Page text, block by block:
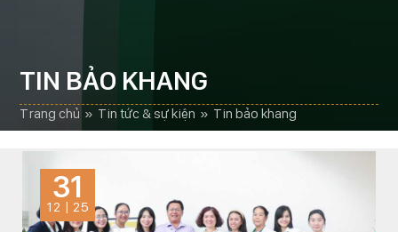
TIN BẢO KHANG
trang chủ » tin tức & sự kiện » tin bảo khang
31
12 | 25